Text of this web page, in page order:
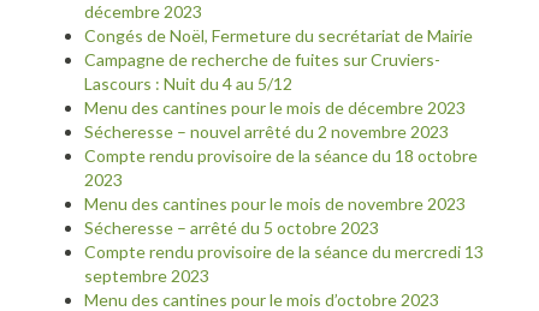
décembre 2023
Congés de Noël, Fermeture du secrétariat de Mairie
Campagne de recherche de fuites sur Cruviers-
Lascours : Nuit du 4 au 5/12
Menu des cantines pour le mois de décembre 2023
Sécheresse – nouvel arrêté du 2 novembre 2023
Compte rendu provisoire de la séance du 18 octobre
2023
Menu des cantines pour le mois de novembre 2023
Sécheresse – arrêté du 5 octobre 2023
Compte rendu provisoire de la séance du mercredi 13
septembre 2023
Menu des cantines pour le mois d’octobre 2023